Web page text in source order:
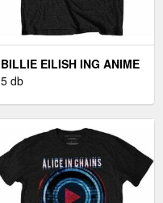
BILLIE EILISH ING ANIME
LOGO UNISEX BLACK M
5 db